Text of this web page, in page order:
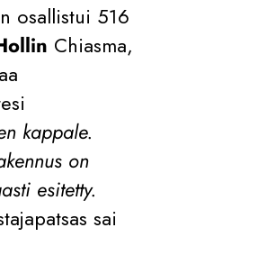
osallistui 516
Chiasma,
kappale.
on
esitetty.
sai